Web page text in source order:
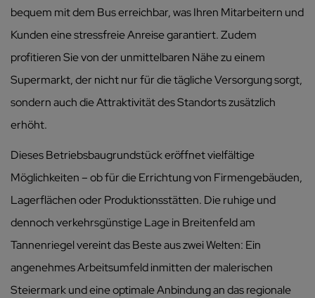
bequem mit dem Bus erreichbar, was Ihren Mitarbeitern und
Kunden eine stressfreie Anreise garantiert. Zudem
profitieren Sie von der unmittelbaren Nähe zu einem
Supermarkt, der nicht nur für die tägliche Versorgung sorgt,
sondern auch die Attraktivität des Standorts zusätzlich
erhöht.
Dieses Betriebsbaugrundstück eröffnet vielfältige
Möglichkeiten – ob für die Errichtung von Firmengebäuden,
Lagerflächen oder Produktionsstätten. Die ruhige und
dennoch verkehrsgünstige Lage in Breitenfeld am
Tannenriegel vereint das Beste aus zwei Welten: Ein
angenehmes Arbeitsumfeld inmitten der malerischen
Steiermark und eine optimale Anbindung an das regionale